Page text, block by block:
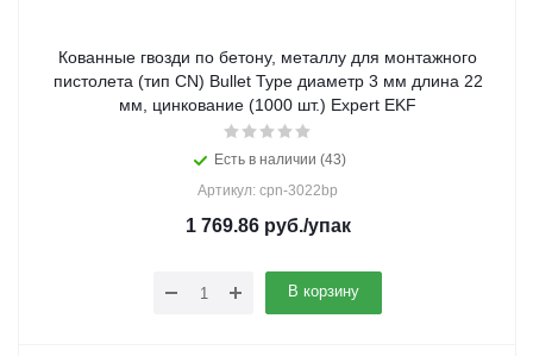
Кованные гвозди по бетону, металлу для монтажного
пистолета (тип CN) Bullet Type диаметр 3 мм длина 22
мм, цинкование (1000 шт.) Expert EKF
Есть в наличии (43)
Артикул: cpn-3022bp
1 769.86руб./упак
В корзину